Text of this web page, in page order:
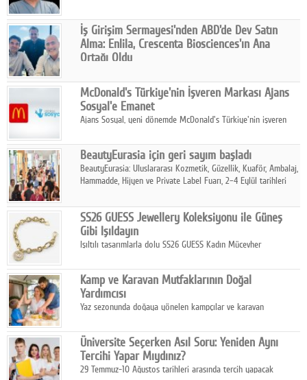
İş Girişim Sermayesi'nden ABD'de Dev Satın
Alma: Enlila, Crescenta Biosciences'ın Ana
Ortağı Oldu
stratejisini uluslararası ölçeğe taşıyan satın alma hamlesini
tamamladı.
McDonald's Türkiye'nin İşveren Markası Ajans
Sosyal'e Emanet
Ajans Sosyal, yeni dönemde McDonald's Türkiye'nin işveren
BeautyEurasia için geri sayım başladı
BeautyEurasia: Uluslararası Kozmetik, Güzellik, Kuaför, Ambalaj,
Hammadde, Hijyen ve Private Label Fuarı, 2–4 Eylül tarihleri
SS26 GUESS Jewellery Koleksiyonu ile Güneş
Gibi Işıldayın
Işıltılı tasarımlarla dolu SS26 GUESS Kadın Mücevher
dokunuşunu taşıyor.
Kamp ve Karavan Mutfaklarının Doğal
Yardımcısı
Yaz sezonunda doğaya yönelen kampçılar ve karavan
temizlik sağlayan, çevreye duyarlı bitkisel içerikli ürünleri tercih
ediyor.
Üniversite Seçerken Asıl Soru: Yeniden Aynı
Tercihi Yapar Mıydınız?
29 Temmuz-10 Ağustos tarihleri arasında tercih yapacak